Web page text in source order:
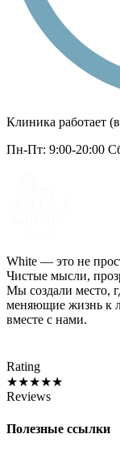
Клиника работает
Пн-Пт: 9:00-20:00
White — это не
Чистые мысли,
Мы создали место,
меняющие жизнь к
вместе с нами.
Rating
★★★★★
Reviews
Полезные ссылки